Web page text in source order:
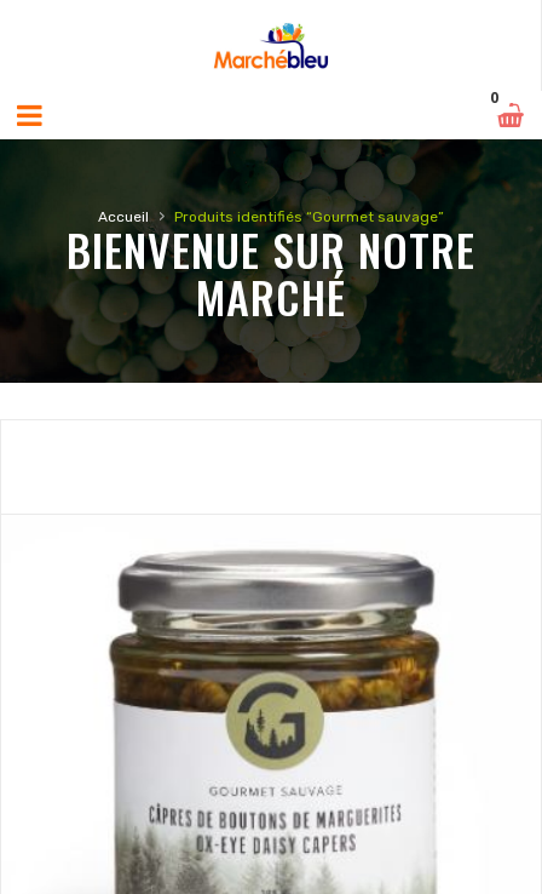
0
Accueil › Produits identifiés “Gourmet sauvage”
BIENVENUE SUR NOTRE
MARCHÉ